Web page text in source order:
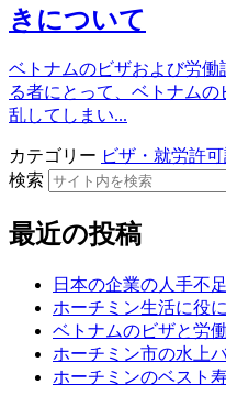
きについて
ベトナムのビザおよび労
る者にとって、ベトナム
乱してしまい...
カテゴリー ビザ・就労許
検索
最近の投稿
日本の企業の人手不
ホーチミン生活に役
ベトナムのビザと労
ホーチミン市の水上
ホーチミンのベスト